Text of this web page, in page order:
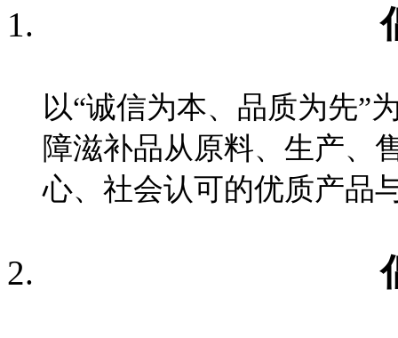
以“诚信为本、品质为先”
障滋补品从原料、生产、
心、社会认可的优质产品